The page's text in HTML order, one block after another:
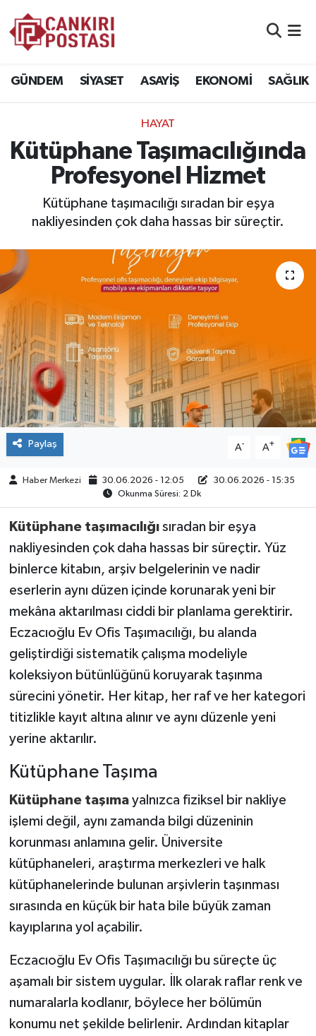
GÜNDEM SİYASET ASAYİŞ EKONOMİ SAĞLIK
HAYAT
Kütüphane Taşımacılığında
Profesyonel Hizmet
Kütüphane taşımacılığı sıradan bir eşya
nakliyesinden çok daha hassas bir süreçtir.
Paylaş A- A+
Haber Merkezi 30.06.2026 - 12:05
30.06.2026 - 15:35
Okunma Süresi: 2 Dk
Kütüphane taşımacılığısıradan bir eşya
nakliyesinden çok daha hassas bir süreçtir. Yüz
binlerce kitabın, arşiv belgelerinin ve nadir
eserlerin aynı düzen içinde korunarak yeni bir
mekâna aktarılması ciddi bir planlama gerektirir.
Eczacıoğlu Ev Ofis Taşımacılığı, bu alanda
geliştirdiği sistematik çalışma modeliyle
koleksiyon bütünlüğünü koruyarak taşınma
sürecini yönetir. Her kitap, her raf ve her kategori
titizlikle kayıt altına alınır ve aynı düzenle yeni
yerine aktarılır.
Kütüphane Taşıma
Kütüphane taşımayalnızca fiziksel bir nakliye
işlemi değil, aynı zamanda bilgi düzeninin
korunması anlamına gelir. Üniversite
kütüphaneleri, araştırma merkezleri ve halk
kütüphanelerinde bulunan arşivlerin taşınması
sırasında en küçük bir hata bile büyük zaman
kayıplarına yol açabilir.
Eczacıoğlu Ev Ofis Taşımacılığı bu süreçte üç
aşamalı bir sistem uygular. İlk olarak raflar renk ve
numaralarla kodlanır, böylece her bölümün
konumu net şekilde belirlenir. Ardından kitaplar
EKONOMİ
SAĞLIK
YAŞAM
ÇEVRE
İLÇELER
RESMİ İLANLAR
KÜLTÜR
TURİZM
MAGAZİN
VEFAT
BİLİM&TEKNOLOJİ
BÖLGE
DÜNYA
Trafik Durumu
Süper Lig Puan Durumu ve Fikstür
Son Dakika Haberleri
Haber Arşivi